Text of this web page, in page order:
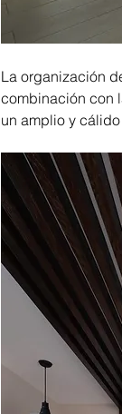
La organización
combinación con
un amplio y